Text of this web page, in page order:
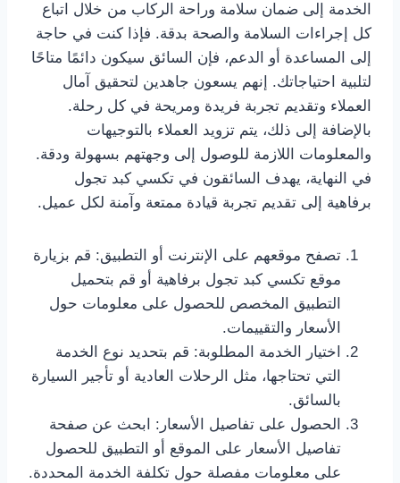
الخدمة إلى ضمان سلامة وراحة الركاب من خلال اتباع
كل إجراءات السلامة والصحة بدقة. فإذا كنت في حاجة
إلى المساعدة أو الدعم، فإن السائق سيكون دائمًا متاحًا
لتلبية احتياجاتك. إنهم يسعون جاهدين لتحقيق آمال
العملاء وتقديم تجربة فريدة ومريحة في كل رحلة.
بالإضافة إلى ذلك، يتم تزويد العملاء بالتوجيهات
والمعلومات اللازمة للوصول إلى وجهتهم بسهولة ودقة.
في النهاية، يهدف السائقون في تكسي كبد تجول
برفاهية إلى تقديم تجربة قيادة ممتعة وآمنة لكل عميل.
تصفح موقعهم على الإنترنت أو التطبيق: قم بزيارة
موقع تكسي كبد تجول برفاهية أو قم بتحميل
التطبيق المخصص للحصول على معلومات حول
الأسعار والتقييمات.
اختيار الخدمة المطلوبة: قم بتحديد نوع الخدمة
التي تحتاجها، مثل الرحلات العادية أو تأجير السيارة
بالسائق.
الحصول على تفاصيل الأسعار: ابحث عن صفحة
تفاصيل الأسعار على الموقع أو التطبيق للحصول
على معلومات مفصلة حول تكلفة الخدمة المحددة.